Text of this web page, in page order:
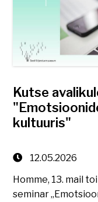
Kutse
kultuuris"
12.05.2026
Homme, 13. mail
seminar